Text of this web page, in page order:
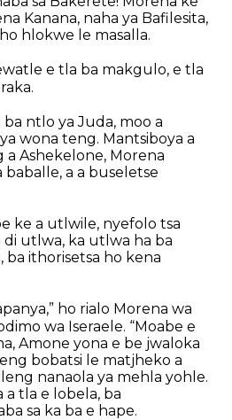
Kanana, naha ya Bafilesita,
hlokwe le masalla.
e tla ba makgulo, e tla
ba ntlo ya Juda, moo a
wona teng. Mantsiboya a
Ashekelone, Morena
baballe, a a buseletse
ke a utlwile, nyefolo tsa
di utlwa, ka utlwa ha ba
ba ithorisetsa ho kena
ho rialo Morena wa
wa Iseraele. “Moabe e
Amone yona e be jwaloka
bobatsi le matjheko a
nanaola ya mehla yohle.
a tla e lobela, ba
sa ka ba e hape.